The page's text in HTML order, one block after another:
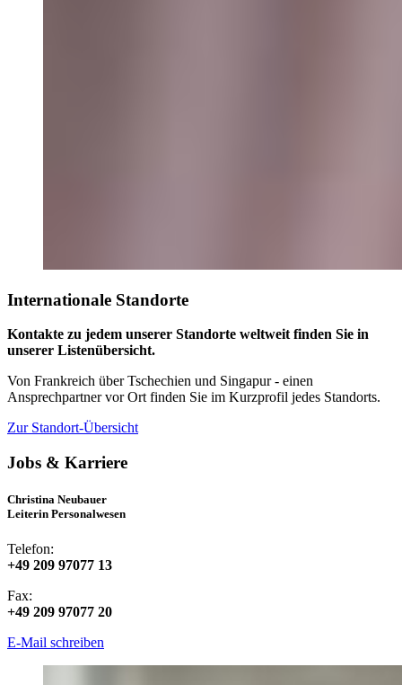
Internationale Standorte
Kontakte zu jedem unserer Standorte weltweit finden Sie in
unserer Listenübersicht.
Von Frankreich über Tschechien und Singapur - einen
Ansprechpartner vor Ort finden Sie im Kurzprofil jedes Standorts.
Zur Standort-Übersicht
Jobs & Karriere
Christina Neubauer
Leiterin Personalwesen
Telefon:
+49 209 97077 13
Fax:
+49 209 97077 20
E-Mail schreiben